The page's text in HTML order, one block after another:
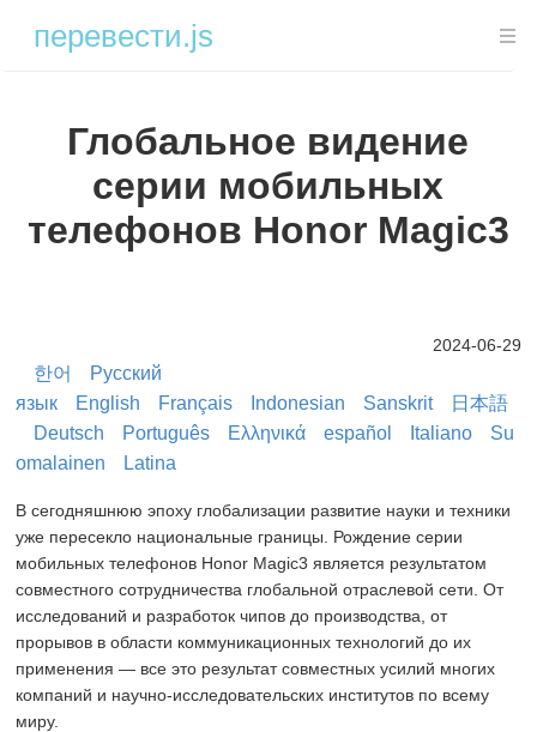
перевести.js
введение
Способы развертывания и установки системы
Развернуто для использования без сетевой среды
Разверните TCDN одним щелчком мыши
Описание каждого модуля проекта
Описание ТКДН
Распространение контента Translate.user
open.api открытый интерфейс
«translate.service» — служба переводов
Предыстория управления переводчиком.admin
Функция расширения перевода.js
Глобальное видение
серии мобильных
телефонов Honor Magic3
2024-06-29
한어
Русский
язык
English Français Indonesian Sanskrit
日本語
Deutsch
Português Ελληνικά español Italiano
Su
omalainen
Latina
В сегодняшнюю эпоху глобализации развитие науки и техники
уже пересекло национальные границы. Рождение серии
мобильных телефонов Honor Magic3 является результатом
совместного сотрудничества глобальной отраслевой сети. От
исследований и разработок чипов до производства, от
прорывов в области коммуникационных технологий до их
применения — все это результат совместных усилий многих
компаний и научно-исследовательских институтов по всему
миру.